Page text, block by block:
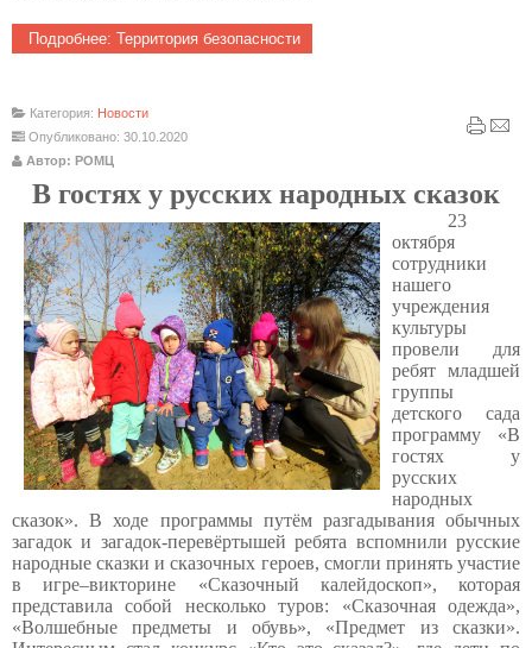
Подробнее: Территория безопасности
Категория: Новости
Опубликовано: 30.10.2020
Автор: РОМЦ
В гостях у русских народных сказок
23
октября
сотрудники
нашего
учреждения
культуры
провели для
ребят младшей
группы
детского сада
программу «В
гостях у
русских
народных
сказок». В ходе программы путём разгадывания обычных
загадок и загадок-перевёртышей ребята вспомнили русские
народные сказки и сказочных героев, смогли принять участие
в игре–викторине «Сказочный калейдоскоп», которая
представила собой несколько туров: «Сказочная одежда»,
«Волшебные предметы и обувь», «Предмет из сказки».